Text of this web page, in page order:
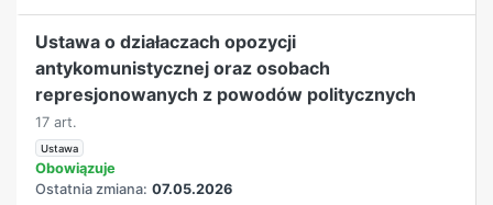
Ustawa o działaczach opozycji
antykomunistycznej oraz osobach
represjonowanych z powodów politycznych
17 art.
Ustawa
Obowiązuje
Ostatnia zmiana: 07.05.2026